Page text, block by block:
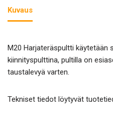
Kuvaus
M20 Harjateräspultti käytetään
kiinnityspulttina, pultilla on
taustalevyä varten.
Tekniset tiedot löytyvät